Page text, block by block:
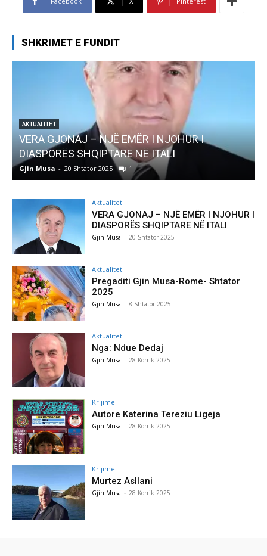
SHKRIMET E FUNDIT
AKTUALITET
Pregaditi Gjin Musa-Rome- Shtator 2025
Gjin Musa - 8 Shtator 2025
Aktualitet
VERA GJONAJ – NJË EMËR I NJOHUR I
DIASPORËS SHQIPTARE NË ITALI
Gjin Musa - 20 Shtator 2025
Aktualitet
Pregaditi Gjin Musa-Rome- Shtator
2025
Gjin Musa - 8 Shtator 2025
Aktualitet
Nga: Ndue Dedaj
Gjin Musa - 28 Korrik 2025
Krijime
Autore Katerina Tereziu Ligeja
Gjin Musa - 28 Korrik 2025
Krijime
Murtez Asllani
Gjin Musa - 28 Korrik 2025